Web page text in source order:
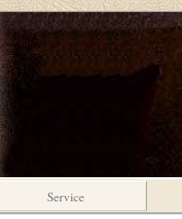
Service